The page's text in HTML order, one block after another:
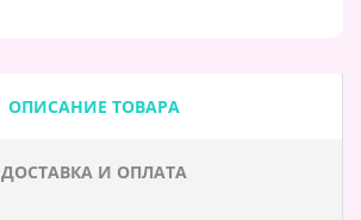
ОПИСАНИЕ ТОВАРА
ДОСТАВКА И ОПЛАТА